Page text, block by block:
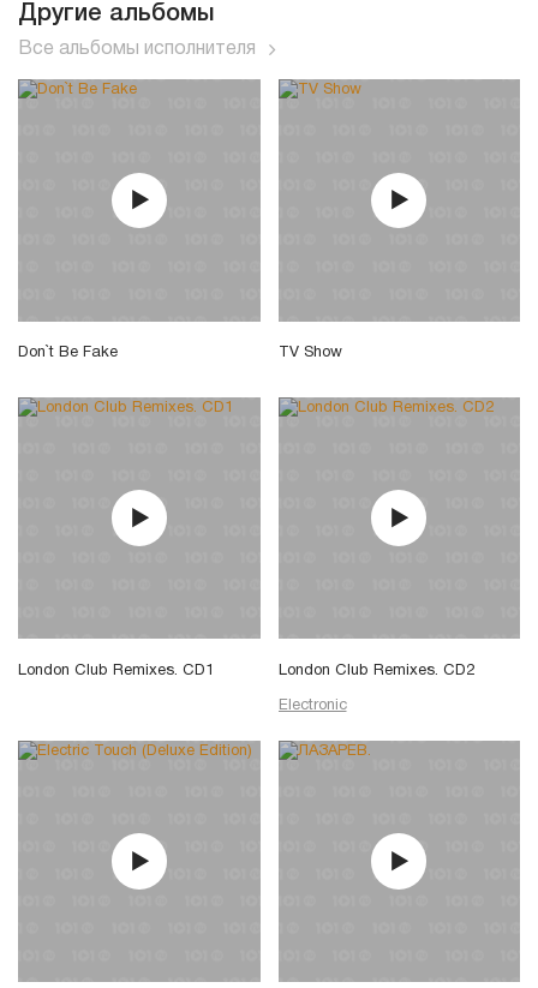
Другие альбомы
Все альбомы исполнителя
Don`t Be Fake TV Show
London Club Remixes. CD1 London Club Remixes. CD2
Electronic